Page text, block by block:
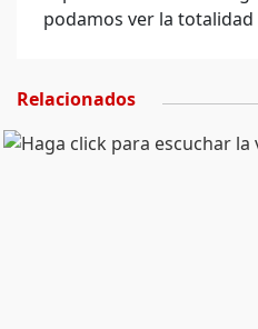
podamos ver la totalidad
Relacionados